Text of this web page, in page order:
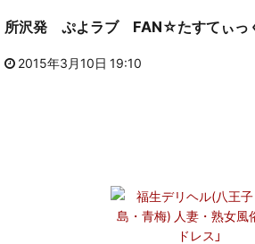
所沢発 ぷよラブ FAN☆たすてぃっ
2015年3月10日 19:10